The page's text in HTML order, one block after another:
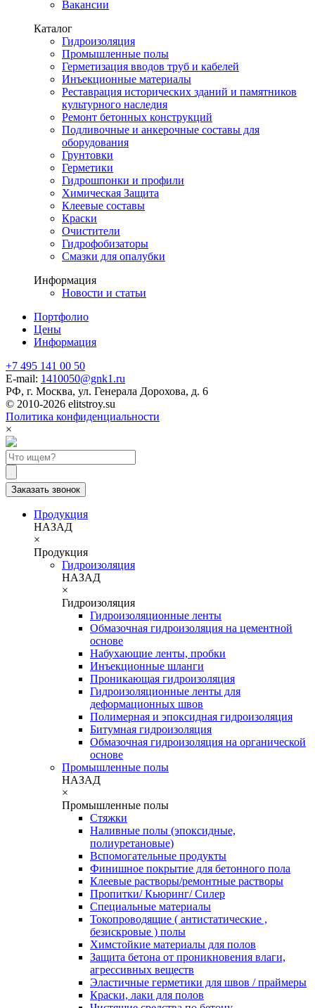
Вакансии
Каталог
Гидроизоляция
Промышленные полы
Герметизация вводов труб и кабелей
Инъекционные материалы
Реставрация исторических зданий и памятников
культурного наследия
Ремонт бетонных конструкций
Подливочные и анкерочные составы для
оборудования
Грунтовки
Герметики
Гидрошпонки и профили
Химическая Защита
Клеевые составы
Краски
Очистители
Гидрофобизаторы
Смазки для опалубки
Информация
Новости и статьи
Портфолио
Цены
Информация
+7 495 141 00 50
E-mail: 1410050@gnk1.ru
РФ, г. Москва, ул. Генерала Дорохова, д. 6
© 2010-2026 elitstroy.su
Политика конфиденциальности
×
Заказать звонок
Продукция
НАЗАД
×
Продукция
Гидроизоляция
НАЗАД
×
Гидроизоляция
Гидроизоляционные ленты
Обмазочная гидроизоляция на цементной
основе
Набухающие ленты, пробки
Инъекционные шланги
Проникающая гидроизоляция
Гидроизоляционные ленты для
деформационных швов
Полимерная и эпоксидная гидроизоляция
Битумная гидроизоляция
Обмазочная гидроизоляция на органической
основе
Промышленные полы
НАЗАД
×
Промышленные полы
Стяжки
Наливные полы (эпоксидные,
полиуретановые)
Вспомогательные продукты
Финишное покрытие для бетонного пола
Клеевые растворы/ремонтные растворы
Пропитки/ Кьюринг/ Силер
Специальные материалы
Токопроводящие ( антистатические ,
безискровые ) полы
Химстойкие материалы для полов
Защита бетона от проникновения влаги,
агрессивных веществ
Эластичные герметики для швов / праймеры
Краски, лаки для полов